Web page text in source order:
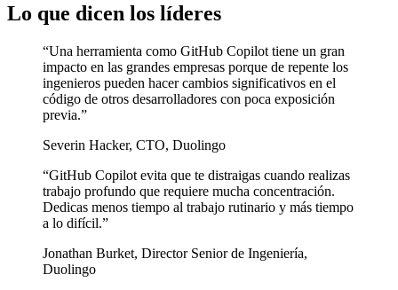
Lo que dicen los líderes
“Una herramienta como GitHub Copilot tiene un gran
impacto en las grandes empresas porque de repente los
ingenieros pueden hacer cambios significativos en el
código de otros desarrolladores con poca exposición
previa.”
Severin Hacker, CTO, Duolingo
“GitHub Copilot evita que te distraigas cuando realizas
trabajo profundo que requiere mucha concentración.
Dedicas menos tiempo al trabajo rutinario y más tiempo
a lo difícil.”
Jonathan Burket, Director Senior de Ingeniería,
Duolingo